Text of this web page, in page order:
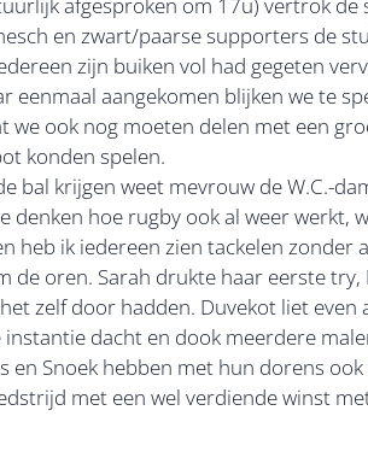
en zwart/paarse supporters de
zijn buiken vol had gegeten
eenmaal aangekomen blijken we te
ook nog moeten delen met een
konden spelen.
bal krijgen weet mevrouw de W.C.-
denken hoe rugby ook al weer werkt,
heb ik iedereen zien tackelen
de oren. Sarah drukte haar eerste
zelf door hadden. Duvekot liet
dacht en dook meerdere
en Snoek hebben met hun dorens
met een wel verdiende winst